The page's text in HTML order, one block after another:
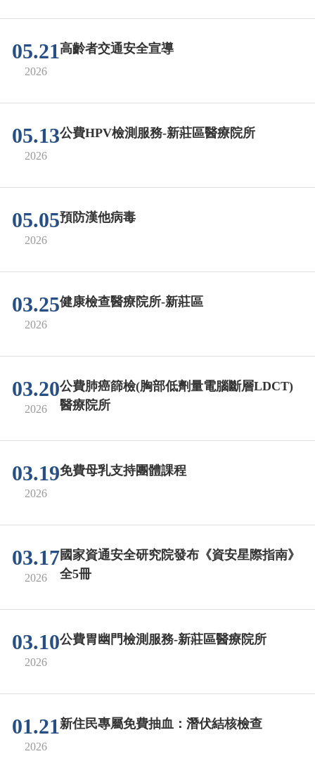
05.21
2026
高齡者交通安全宣導
05.13
2026
公費HPV檢測服務-新莊區醫療院所
05.05
2026
預防漢他病毒
03.25
2026
健康檢查醫療院所-新莊區
03.20
2026
公費肺癌篩檢(胸部低劑量電腦斷層LDCT)
醫療院所
03.19
2026
免費母乳支持團體課程
03.17
2026
國家資通安全研究院發布《資安星際指南》
全5冊
03.10
2026
公費胃幽門檢測服務-新莊區醫療院所
01.21
2026
新住民專屬免費抽血：潛伏結核檢查